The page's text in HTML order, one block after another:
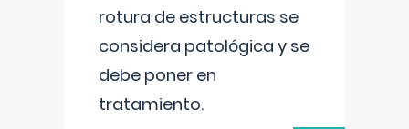
rotura de estructuras se
considera patológica y se
debe poner en
tratamiento.